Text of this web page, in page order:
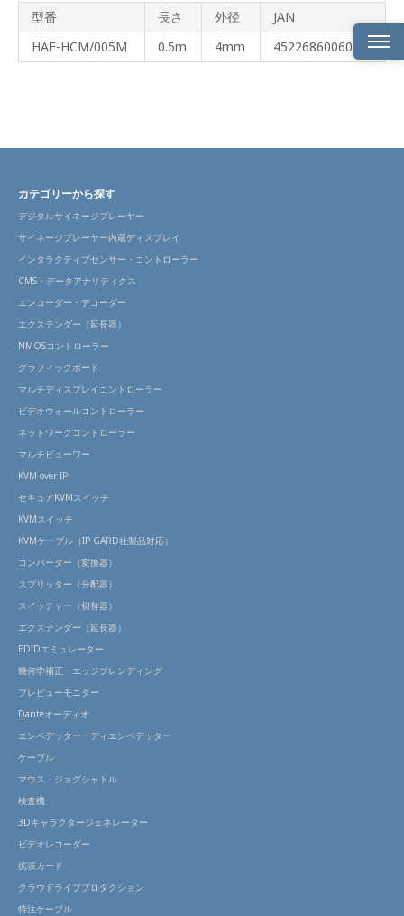
型番 長さ 外径
JAN
HAF-HCM/005M
0.5m 4mm 4522686006047
カテゴリーから探す
デジタルサイネージプレーヤー
サイネージプレーヤー内蔵ディスプレイ
インタラクティブセンサー・コントローラー
CMS・データアナリティクス
エンコーダー・デコーダー
エクステンダー（延長器）
NMOSコントローラー
グラフィックボード
マルチディスプレイコントローラー
ビデオウォールコントローラー
ネットワークコントローラー
マルチビューワー
KVM over IP
セキュアKVMスイッチ
KVMスイッチ
KVMケーブル（IP GARD社製品対応）
コンバーター（変換器）
スプリッター（分配器）
スイッチャー（切替器）
エクステンダー（延長器）
EDIDエミュレーター
幾何学補正・エッジブレンディング
プレビューモニター
Danteオーディオ
エンベデッター・ディエンベデッター
ケーブル
マウス・ジョグシャトル
検査機
3Dキャラクタージェネレーター
ビデオレコーダー
拡張カード
クラウドライブプロダクション
特注ケーブル